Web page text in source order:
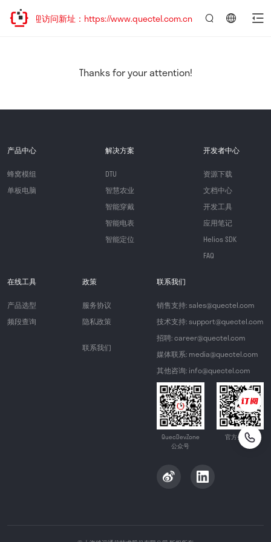
移，欢迎访问新址：https://www.quectel.com.cn
Thanks for your attention!
产品中心
蜂窝模组
单板电脑
解决方案
DTU
智慧农业
智能穿戴
智能电表
智能定位
开发者中心
资源下载
文档中心
开发工具
应用笔记
Helios SDK
FAQ
在线工具
产品选型
频段查询
政策
服务协议
隐私政策
联系我们
联系我们
销售支持: sales@quectel.com
技术支持: support@quectel.com
招聘: career@quectel.com
媒体联系: media@quectel.com
其他咨询: info@quectel.com
QuecDevZone
公众号
官方公众号